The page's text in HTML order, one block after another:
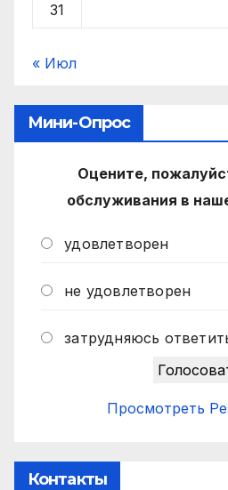
31
« Июл
Мини-Опрос
Оцените,
обслуживания в
удовлетворен
не удовлетворен
затрудняюсь
Просмотреть
Контакты